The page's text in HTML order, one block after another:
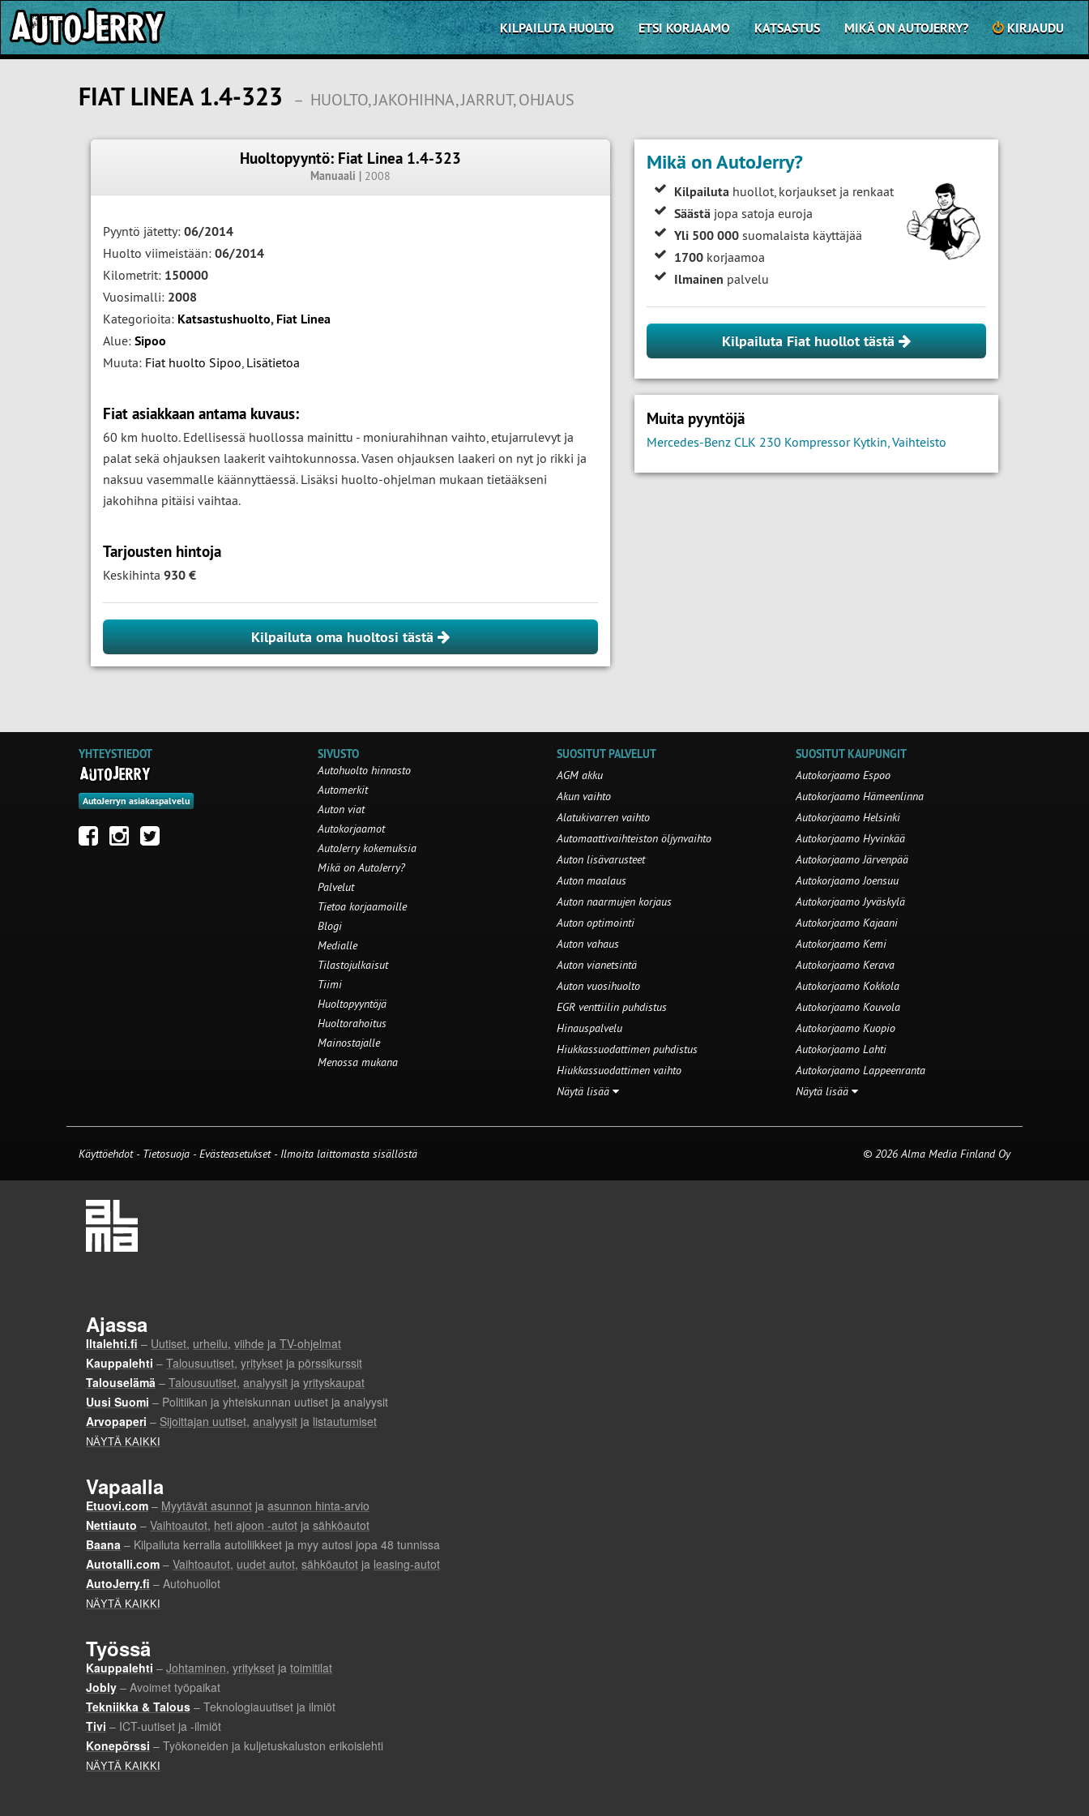
KILPAILUTA HUOLTO ETSI KORJAAMO KATSASTUS MIKÄ ON AUTOJERRY? KIRJAUDU
FIAT LINEA 1.4-323 – HUOLTO, JAKOHIHNA, JARRUT, OHJAUS
Huoltopyyntö: Fiat Linea 1.4-323
Manuaali | 2008
Pyyntö jätetty: 06/2014
Huolto viimeistään: 06/2014
Kilometrit: 150000
Vuosimalli: 2008
Kategorioita: Katsastushuolto,Fiat Linea
Alue: Sipoo
Muuta: Fiat huolto Sipoo, Lisätietoa
Fiat asiakkaan antama kuvaus:
60 km huolto. Edellisessä huollossa mainittu - moniurahihnan vaihto, etujarrulevyt ja
palat sekä ohjauksen laakerit vaihtokunnossa. Vasen ohjauksen laakeri on nyt jo rikki ja
naksuu vasemmalle käännyttäessä. Lisäksi huolto-ohjelman mukaan tietääkseni
jakohihna pitäisi vaihtaa.
Tarjousten hintoja
Keskihinta 930 €
Kilpailuta oma huoltosi tästä
Mikä on AutoJerry?
Kilpailuta huollot, korjaukset ja renkaat
Säästä jopa satoja euroja
Yli 500 000 suomalaista käyttäjää
1700 korjaamoa
Ilmainen palvelu
Kilpailuta Fiat huollot tästä
Muita pyyntöjä
Mercedes-Benz CLK 230 Kompressor Kytkin, Vaihteisto
YHTEYSTIEDOT
AutoJerryn asiakaspalvelu
SIVUSTO
Autohuolto hinnasto
Automerkit
Auton viat
Autokorjaamot
AutoJerry kokemuksia
Mikä on AutoJerry?
Palvelut
Tietoa korjaamoille
Blogi
Medialle
Tilastojulkaisut
Tiimi
Huoltopyyntöjä
Huoltorahoitus
Mainostajalle
Menossa mukana
SUOSITUT PALVELUT
AGM akku
Akun vaihto
Alatukivarren vaihto
Automaattivaihteiston öljynvaihto
Auton lisävarusteet
Auton maalaus
Auton naarmujen korjaus
Auton optimointi
Auton vahaus
Auton vianetsintä
Auton vuosihuolto
EGR venttiilin puhdistus
Hinauspalvelu
Hiukkassuodattimen puhdistus
Hiukkassuodattimen vaihto
Näytä lisää
SUOSITUT KAUPUNGIT
Autokorjaamo Espoo
Autokorjaamo Hämeenlinna
Autokorjaamo Helsinki
Autokorjaamo Hyvinkää
Autokorjaamo Järvenpää
Autokorjaamo Joensuu
Autokorjaamo Jyväskylä
Autokorjaamo Kajaani
Autokorjaamo Kemi
Autokorjaamo Kerava
Autokorjaamo Kokkola
Autokorjaamo Kouvola
Autokorjaamo Kuopio
Autokorjaamo Lahti
Autokorjaamo Lappeenranta
Näytä lisää
Käyttöehdot - Tietosuoja -Evästeasetukset- Ilmoita laittomasta sisällöstä © 2026 Alma Media Finland Oy